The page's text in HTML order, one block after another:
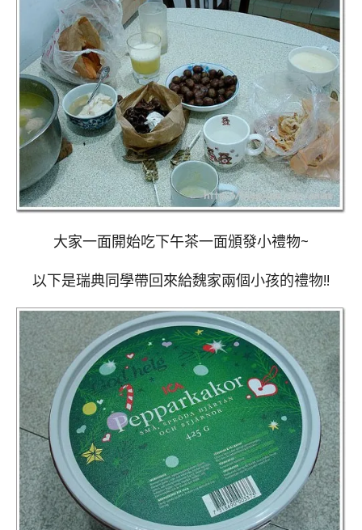
大家一面開始吃下午茶一面頒發小禮物~
以下是瑞典同學帶回來給魏家兩個小孩的禮物!!